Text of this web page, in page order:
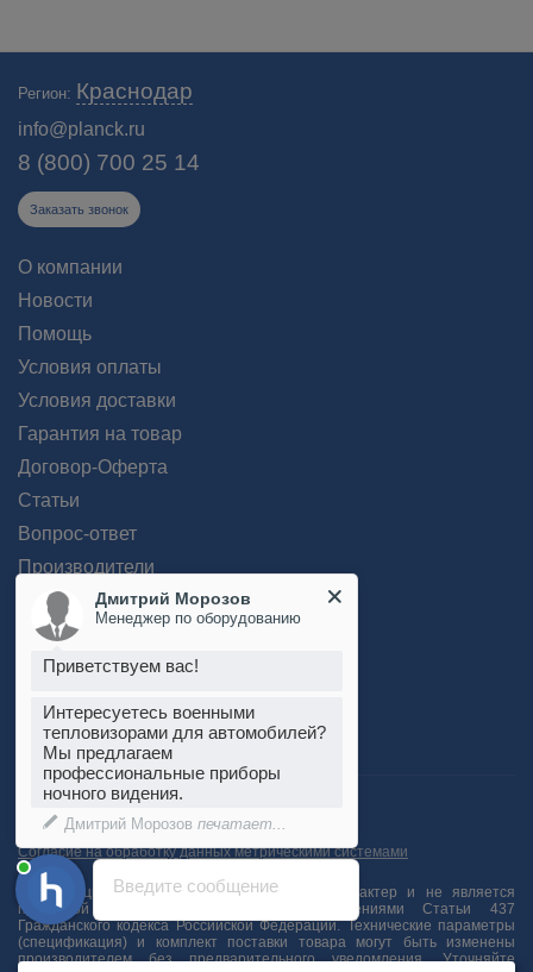
автомобильные системы и приборы ночного видения для военных.
Профессиональные военные тепловизоры для водителей.
Регион: Краснодар
info@planck.ru
8 (800) 700 25 14
Заказать звонок
О компании
Новости
Помощь
Условия оплаты
Условия доставки
Гарантия на товар
Договор-Оферта
Статьи
Вопрос-ответ
Производители
Пользовательское соглашение
Положение об обработке персональных данных
Согласие на обработку персональных данных
Согласие на обработку данных метрическими системами
Информация на сайте носит справочный характер и не является
публичной офертой, определяемой положениями Статьи 437
Гражданского кодекса Российской Федерации. Технические параметры
(спецификация) и комплект поставки товара могут быть изменены
производителем без предварительного уведомления. Уточняйте
Введите сообщение
Дмитрий Морозов
Интересуетесь военными
тепловизорами для автомобилей?
Мы предлагаем
профессиональные приборы
ночного видения.